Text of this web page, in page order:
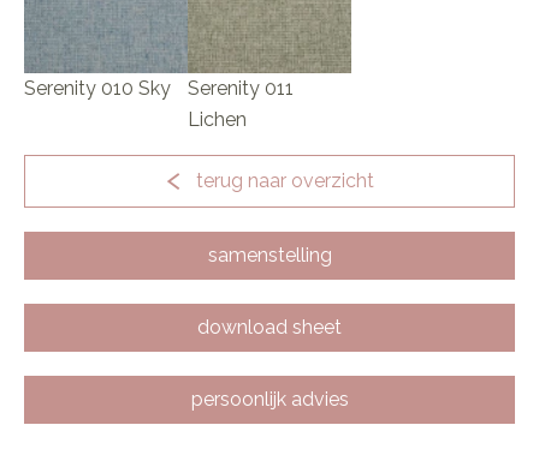
Serenity 010 Sky
Serenity 011
Lichen
terug naar overzicht
samenstelling
download sheet
persoonlijk advies